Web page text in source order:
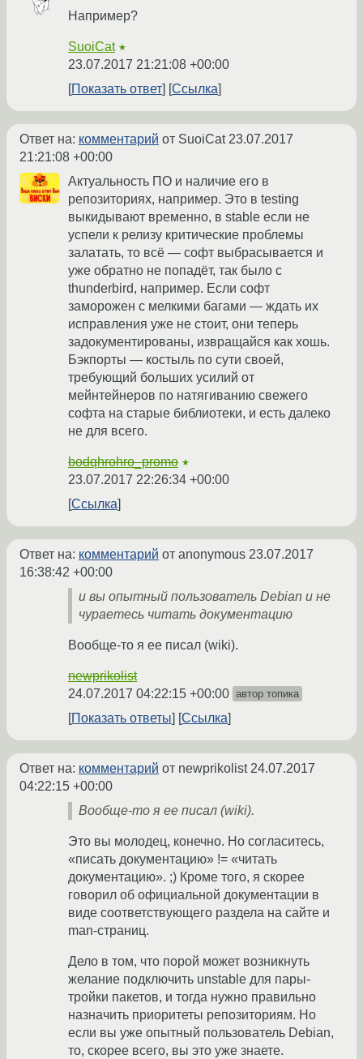
Например?
SuoiCat ★
23.07.2017 21:21:08 +00:00
Показать ответ
Ссылка
Ответ на: комментарий от SuoiCat23.07.2017
21:21:08 +00:00
Актуальность ПО и наличие его в
репозиториях, например. Это в testing
выкидывают временно, в stable если не
успели к релизу критические проблемы
залатать, то всё — софт выбрасывается и
уже обратно не попадёт, так было с
thunderbird, например. Если софт
заморожен с мелкими багами — ждать их
исправления уже не стоит, они теперь
задокументированы, извращайся как хошь.
Бэкпорты — костыль по сути своей,
требующий больших усилий от
мейнтейнеров по натягиванию свежего
софта на старые библиотеки, и есть далеко
не для всего.
bodqhrohro_promo ★
23.07.2017 22:26:34 +00:00
Ссылка
Ответ на: комментарий от anonymous 23.07.2017
16:38:42 +00:00
и вы опытный пользователь Debian и не
чураетесь читать документацию
Вообще-то я ее писал (wiki).
newprikolist
24.07.2017 04:22:15 +00:00 автор топика
Показать ответы Ссылка
Ответ на: комментарий от newprikolist24.07.2017
04:22:15 +00:00
Вообще-то я ее писал (wiki).
Это вы молодец, конечно. Но согласитесь,
«писать документацию» != «читать
документацию». ;) Кроме того, я скорее
говорил об официальной документации в
виде соответствующего раздела на сайте и
man-страниц.
Дело в том, что порой может возникнуть
желание подключить unstable для пары-
тройки пакетов, и тогда нужно правильно
назначить приоритеты репозиториям. Но
если вы уже опытный пользователь Debian,
то, скорее всего, вы это уже знаете.